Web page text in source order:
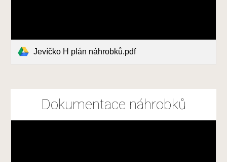
Jevíčko H plán náhrobků.pdf
Dokumentace náhrobků